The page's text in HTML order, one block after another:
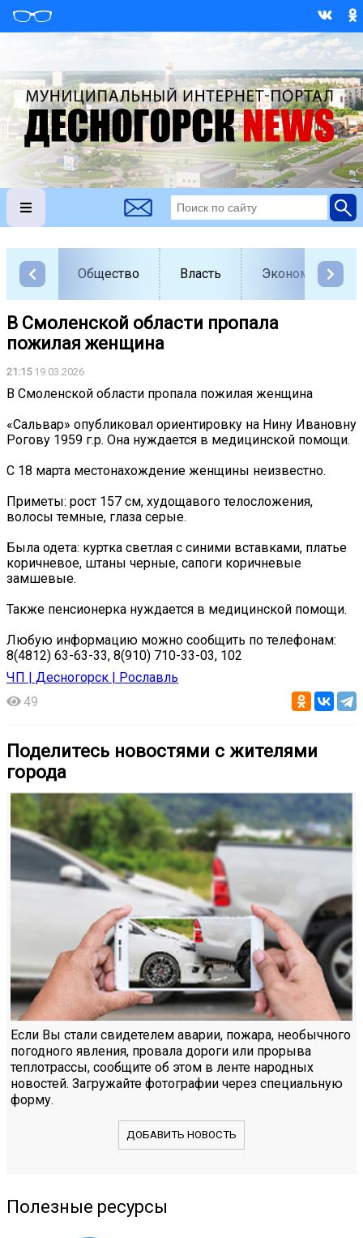
Общество Власть Экономика
В Смоленской области пропала
пожилая женщина
21:1519.03.2026
В Смоленской области пропала пожилая женщина
«Сальвар» опубликовал ориентировку на Нину Ивановну
Рогову 1959 г.р. Она нуждается в медицинской помощи.
С 18 марта местонахождение женщины неизвестно.
Приметы: рост 157 см, худощавого телосложения,
волосы темные, глаза серые.
Была одета: куртка светлая с синими вставками, платье
коричневое, штаны черные, сапоги коричневые
замшевые.
Также пенсионерка нуждается в медицинской помощи.
Любую информацию можно сообщить по телефонам:
8(4812) 63-63-33, 8(910) 710-33-03, 102
ЧП | Десногорск | Рославль
49
Поделитесь новостями с жителями
города
Если Вы стали свидетелем аварии, пожара, необычного
погодного явления, провала дороги или прорыва
теплотрассы, сообщите об этом в ленте народных
новостей. Загружайте фотографии через специальную
форму.
ДОБАВИТЬ НОВОСТЬ
Полезные ресурсы